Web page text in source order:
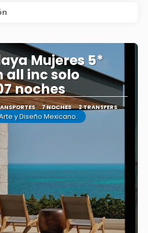
Mujeres 5*
all inc solo
noches
7 NOCHES 2 TRANSFERS
y Diseño Mexicano.